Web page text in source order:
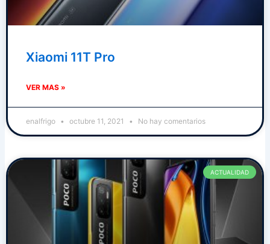
Xiaomi 11T Pro
VER MAS »
enalfrigo octubre 11, 2021 No hay comentarios
ACTUALIDAD